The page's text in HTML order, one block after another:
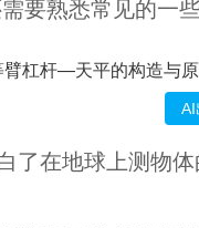
要熟悉常见的一
臂杠杆—天平的构造与
AI
了在地球上测物